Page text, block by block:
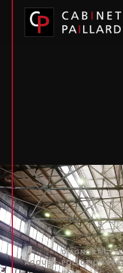
ACCUEIL›
DIAGNOSTIC
POLLUTION DES
Panneau de gestion des cookies